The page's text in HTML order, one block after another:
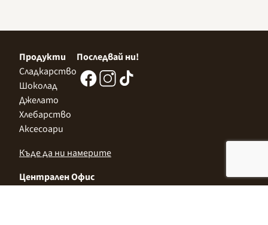
Продукти
Сладкарство
Шоколад
Джелато
Хлебарство
Аксесоари
Последвай ни!
Къде да ни намерите
Централен Офис